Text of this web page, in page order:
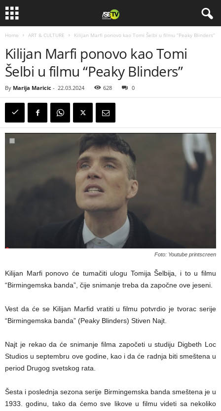
Home ART & CULTURE Kilijan Marfi ponovo kao Tomi Šelbi u filmu “Peaky Blinders”
Kilijan Marfi ponovo kao Tomi
Šelbi u filmu “Peaky Blinders”
By Marija Maricic - 22.03.2024 628 0
Foto: Youtube printscreen
Kilijan Marfi ponovo će tumačiti ulogu Tomija Šelbija, i to u filmu
“Birmingemska banda”, čije snimanje treba da započne ove jeseni.
Vest da će se Kilijan Marfid vratiti u filmu potvrdio je tvorac serije
“Birmingemska banda” (Peaky Blinders) Stiven Najt.
Najt je rekao da će snimanje filma započeti u studiju Digbeth Loc
Studios u septembru ove godine, kao i da će radnja biti smeštena u
period Drugog svetskog rata.
Šesta i poslednja sezona serije Birmingemska banda smeštena je u
1933. godinu, tako da ćemo sve likove u filmu videti sa nekoliko